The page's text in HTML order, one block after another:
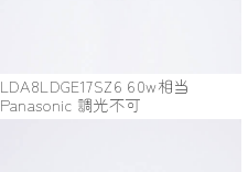
LDA8LDGE17SZ6 60w相当
Panasonic 調光不可